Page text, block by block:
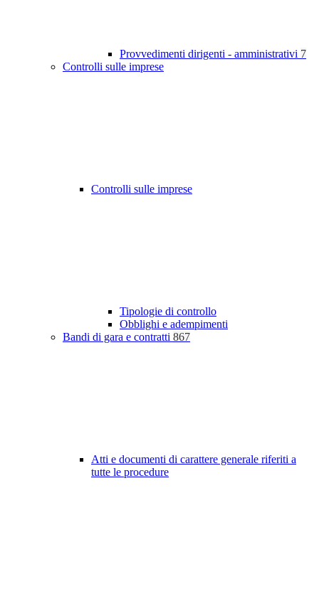
Provvedimenti dirigenti - amministrativi 7
Controlli sulle imprese
Controlli sulle imprese
Tipologie di controllo
Obblighi e adempimenti
Bandi di gara e contratti 867
Atti e documenti di carattere generale riferiti a
tutte le procedure